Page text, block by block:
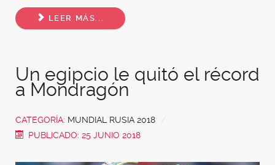
Share
LEER MÁS...
Un egipcio le quitó el récord
a Mondragón
CATEGORÍA: MUNDIAL RUSIA 2018
PUBLICADO: 25 JUNIO 2018